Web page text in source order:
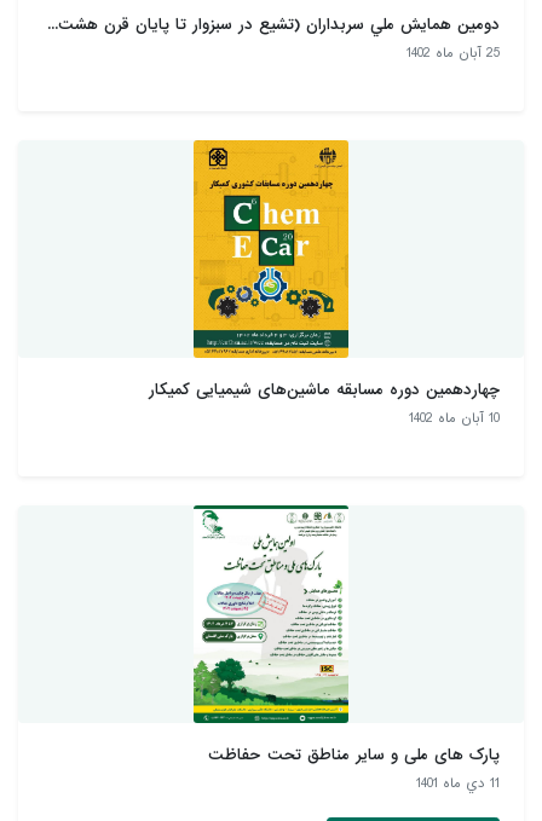
دومين همايش ملي سربداران (تشيع در سبزوار تا پايان قرن هشت...
25 آبان ماه 1402
چهاردهمین دوره مسابقه ماشین‌های شیمیایی کمیکار
10 آبان ماه 1402
پارک های ملی و سایر مناطق تحت حفاظت
11 دي ماه 1401